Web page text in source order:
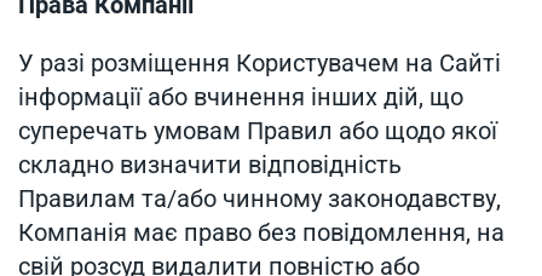
У разі розміщення Користувачем на Сайті
інформації або вчинення інших дій, що
суперечать умовам Правил або щодо якої
складно визначити відповідність
Правилам та/або чинному законодавству,
Компанія має право без повідомлення, на
свій розсуд видалити повністю або